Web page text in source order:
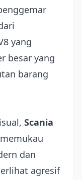
yang
besar yang
barang
Scania
dan
agresif